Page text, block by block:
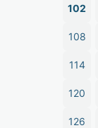
102
108
114
120
126